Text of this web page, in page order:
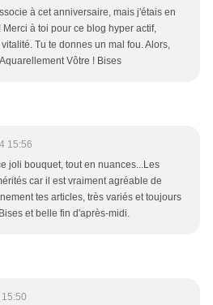
à cet anniversaire, mais j'étais en
Merci à toi pour ce blog hyper actif,
Tu te donnes un mal fou. Alors,
Vôtre ! Bises
15:56
joli bouquet, tout en nuances...Les
car il est vraiment agréable de
tes articles, très variés et toujours
et belle fin d'après-midi.